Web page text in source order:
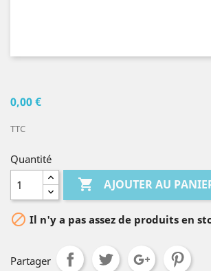
0,00 €
TTC
Quantité
 AJOUTER AU
 Il n'y a pas assez de produits en
Partager